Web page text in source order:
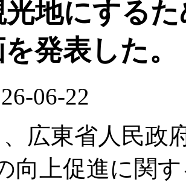
光地にする
発表した。
06-22
、広東省人民政
向上促進に関